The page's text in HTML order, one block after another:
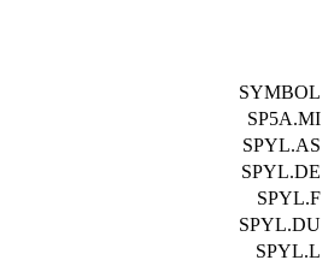
SYMBOL
SP5A.MI
SPYL.AS
SPYL.DE
SPYL.F
SPYL.DU
SPYL.L